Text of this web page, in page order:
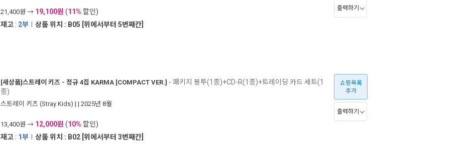
21,400원 → 19,100원 (11% 할인)
재고 : 2부 상품 위치 : B05 [위에서부터 5번째칸]
출력하기
[새상품] 스트레이 키즈 - 정규 4집 KARMA [COMPACT VER.] - 패키지 봉투(1종)+CD-R(1종)+트레이딩 카드 세트(1
종)
스트레이 키즈 (Stray Kids) | | 2025년 8월
13,400원 → 12,000원 (10% 할인)
재고 : 1부 상품 위치 : B02 [위에서부터 3번째칸]
쇼핑목록
추가
출력하기